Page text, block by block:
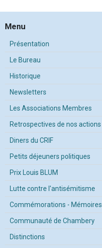
Menu
Présentation
Le Bureau
Historique
Newsletters
Les Associations Membres
Retrospectives de nos actions
Diners du CRIF
Petits déjeuners politiques
Prix Louis BLUM
Lutte contre l'antisémitisme
Commémorations - Mémoires
Communauté de Chambery
Distinctions